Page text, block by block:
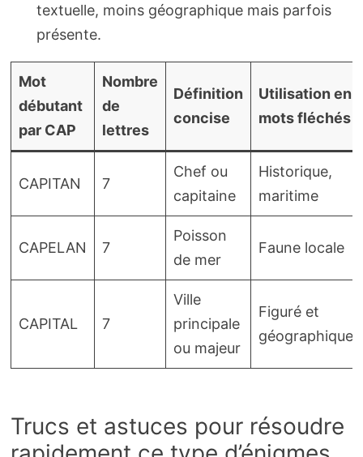
textuelle, moins géographique mais parfois
présente.
Mot
débutant
par CAP
Nombre
de
lettres
Définition
concise
Utilisation en
mots fléchés
CAPITAN 7
Chef ou
capitaine
Historique,
maritime
CAPELAN 7
Poisson
de mer
Faune locale
CAPITAL 7
Ville
principale
ou majeur
Figuré et
géographique
Trucs et astuces pour résoudre